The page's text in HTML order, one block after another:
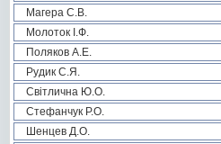
Магера С.В.
Молоток І.Ф.
Поляков А.Е.
Рудик С.Я.
Світлична Ю.О.
Стефанчук Р.О.
Шенцев Д.О.